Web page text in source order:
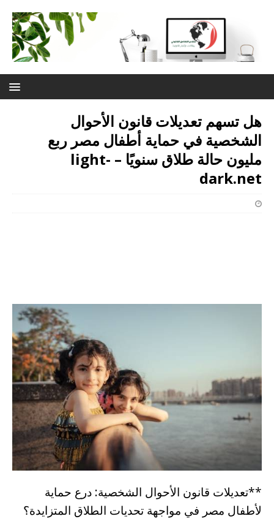
هل تسهم تعديلات قانون الأحوال
الشخصية في حماية أطفال مصر ربع
مليون حالة طلاق سنويًا – light-
dark.net
**تعديلات قانون الأحوال الشخصية: درع حماية
لأطفال مصر في مواجهة تحديات الطلاق المتزايدة؟